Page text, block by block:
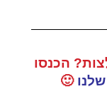
הכנסו
🙂